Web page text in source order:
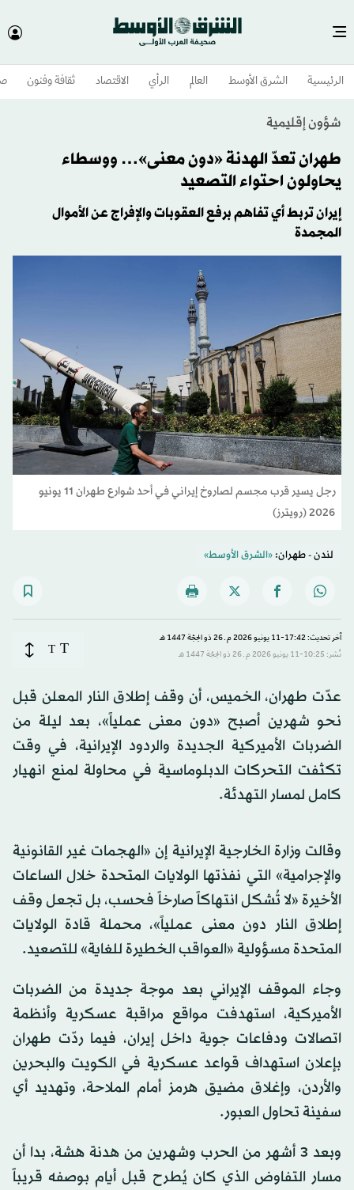
الرئيسية الشرق الأوسط​ العالم الرأي الاقتصاد ثقافة وفنون
شؤون إقليمية
طهران تعدّ الهدنة «دون معنى»… ووسطاء
يحاولون احتواء التصعيد
إيران تربط أي تفاهم برفع العقوبات والإفراج عن الأموال
المجمدة
رجل يسير قرب مجسم لصاروخ إيراني في أحد شوارع طهران 11 يونيو
2026 (رويترز)
لندن - طهران:«الشرق الأوسط»
آخر تحديث: 17:42-11 يونيو 2026 م ـ 26 ذو الحِجّة 1447 هـ
نُشر: 10:25-11 يونيو 2026 م ـ 26 ذو الحِجّة 1447 هـ
T
T
عدّت طهران، الخميس، أن وقف إطلاق النار المعلن قبل
نحو شهرين أصبح «دون معنى عملياً»، بعد ليلة من
الضربات الأميركية الجديدة والردود الإيرانية، في وقت
تكثفت التحركات الدبلوماسية في محاولة لمنع انهيار
كامل لمسار التهدئة.
وقالت وزارة الخارجية الإيرانية إن «الهجمات غير القانونية
والإجرامية» التي نفذتها الولايات المتحدة خلال الساعات
الأخيرة «لا تُشكل انتهاكاً صارخاً فحسب، بل تجعل وقف
إطلاق النار دون معنى عملياً»، محملة قادة الولايات
المتحدة مسؤولية «العواقب الخطيرة للغاية» للتصعيد.
وجاء الموقف الإيراني بعد موجة جديدة من الضربات
الأميركية، استهدفت مواقع مراقبة عسكرية وأنظمة
اتصالات ودفاعات جوية داخل إيران، فيما ردّت طهران
بإعلان استهداف قواعد عسكرية في الكويت والبحرين
والأردن، وإغلاق مضيق هرمز أمام الملاحة، وتهديد أي
سفينة تحاول العبور.
وبعد 3 أشهر من الحرب وشهرين من هدنة هشة، بدا أن
مسار التفاوض الذي كان يُطرح قبل أيام بوصفه قريباً